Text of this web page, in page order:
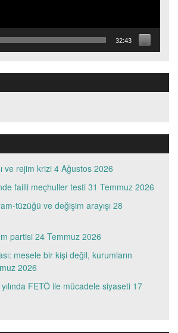
32:43
ve rejim krizi 4 Ağustos 2026
failli meçhuller testi 31 Temmuz 2026
tüzüğü ve değişim arayışı 28
partisi 24 Temmuz 2026
mesele bir kişi değil, kurumların
2026
FETÖ ile mücadele siyaseti 17